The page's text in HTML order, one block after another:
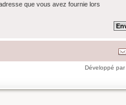
que vous avez fournie lors
Développé par